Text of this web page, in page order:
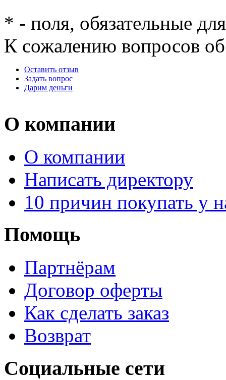
* - поля, обязательные
К сожалению вопросов об
Оставить отзыв
Задать вопрос
Дарим деньги
О компании
О компании
Написать директору
10 причин покупать у
Помощь
Партнёрам
Договор оферты
Как сделать заказ
Возврат
Социальные сети